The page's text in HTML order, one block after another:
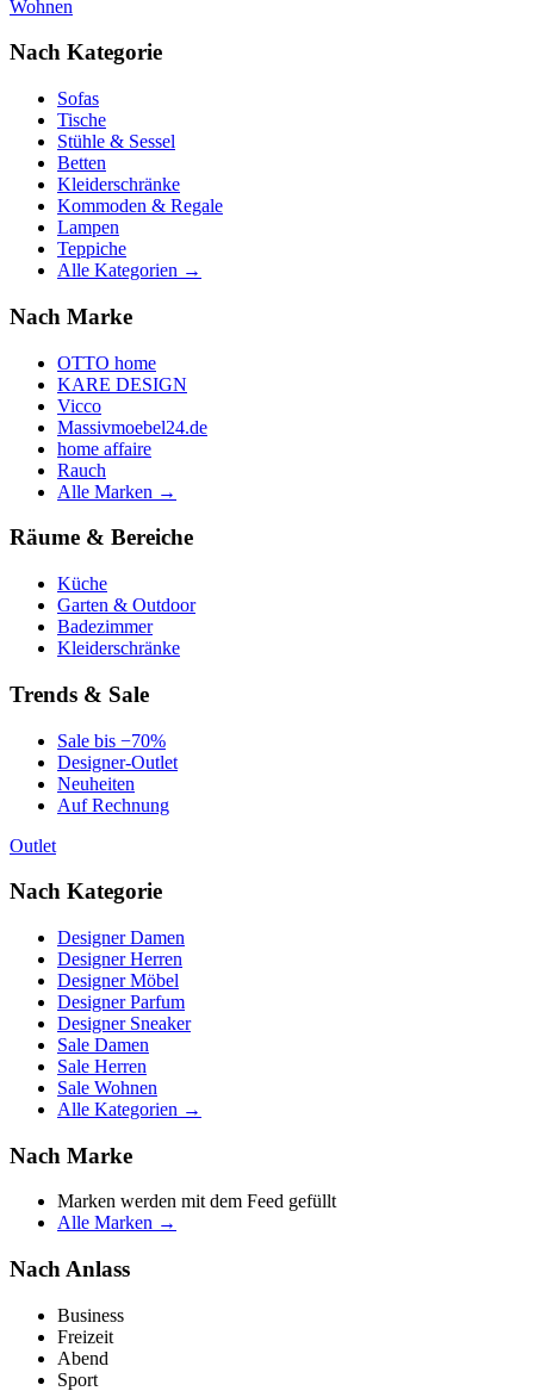
Wohnen
Nach Kategorie
Sofas
Tische
Stühle & Sessel
Betten
Kleiderschränke
Kommoden & Regale
Lampen
Teppiche
Alle Kategorien →
Nach Marke
OTTO home
KARE DESIGN
Vicco
Massivmoebel24.de
home affaire
Rauch
Alle Marken →
Räume & Bereiche
Küche
Garten & Outdoor
Badezimmer
Kleiderschränke
Trends & Sale
Sale bis −70%
Designer-Outlet
Neuheiten
Auf Rechnung
Outlet
Nach Kategorie
Designer Damen
Designer Herren
Designer Möbel
Designer Parfum
Designer Sneaker
Sale Damen
Sale Herren
Sale Wohnen
Alle Kategorien →
Nach Marke
Marken werden mit dem Feed gefüllt
Alle Marken →
Nach Anlass
Business
Freizeit
Abend
Sport